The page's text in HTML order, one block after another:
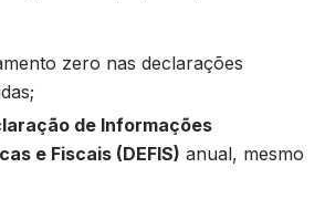
zero nas declarações
de Informações
e Fiscais (DEFIS) anual, mesmo